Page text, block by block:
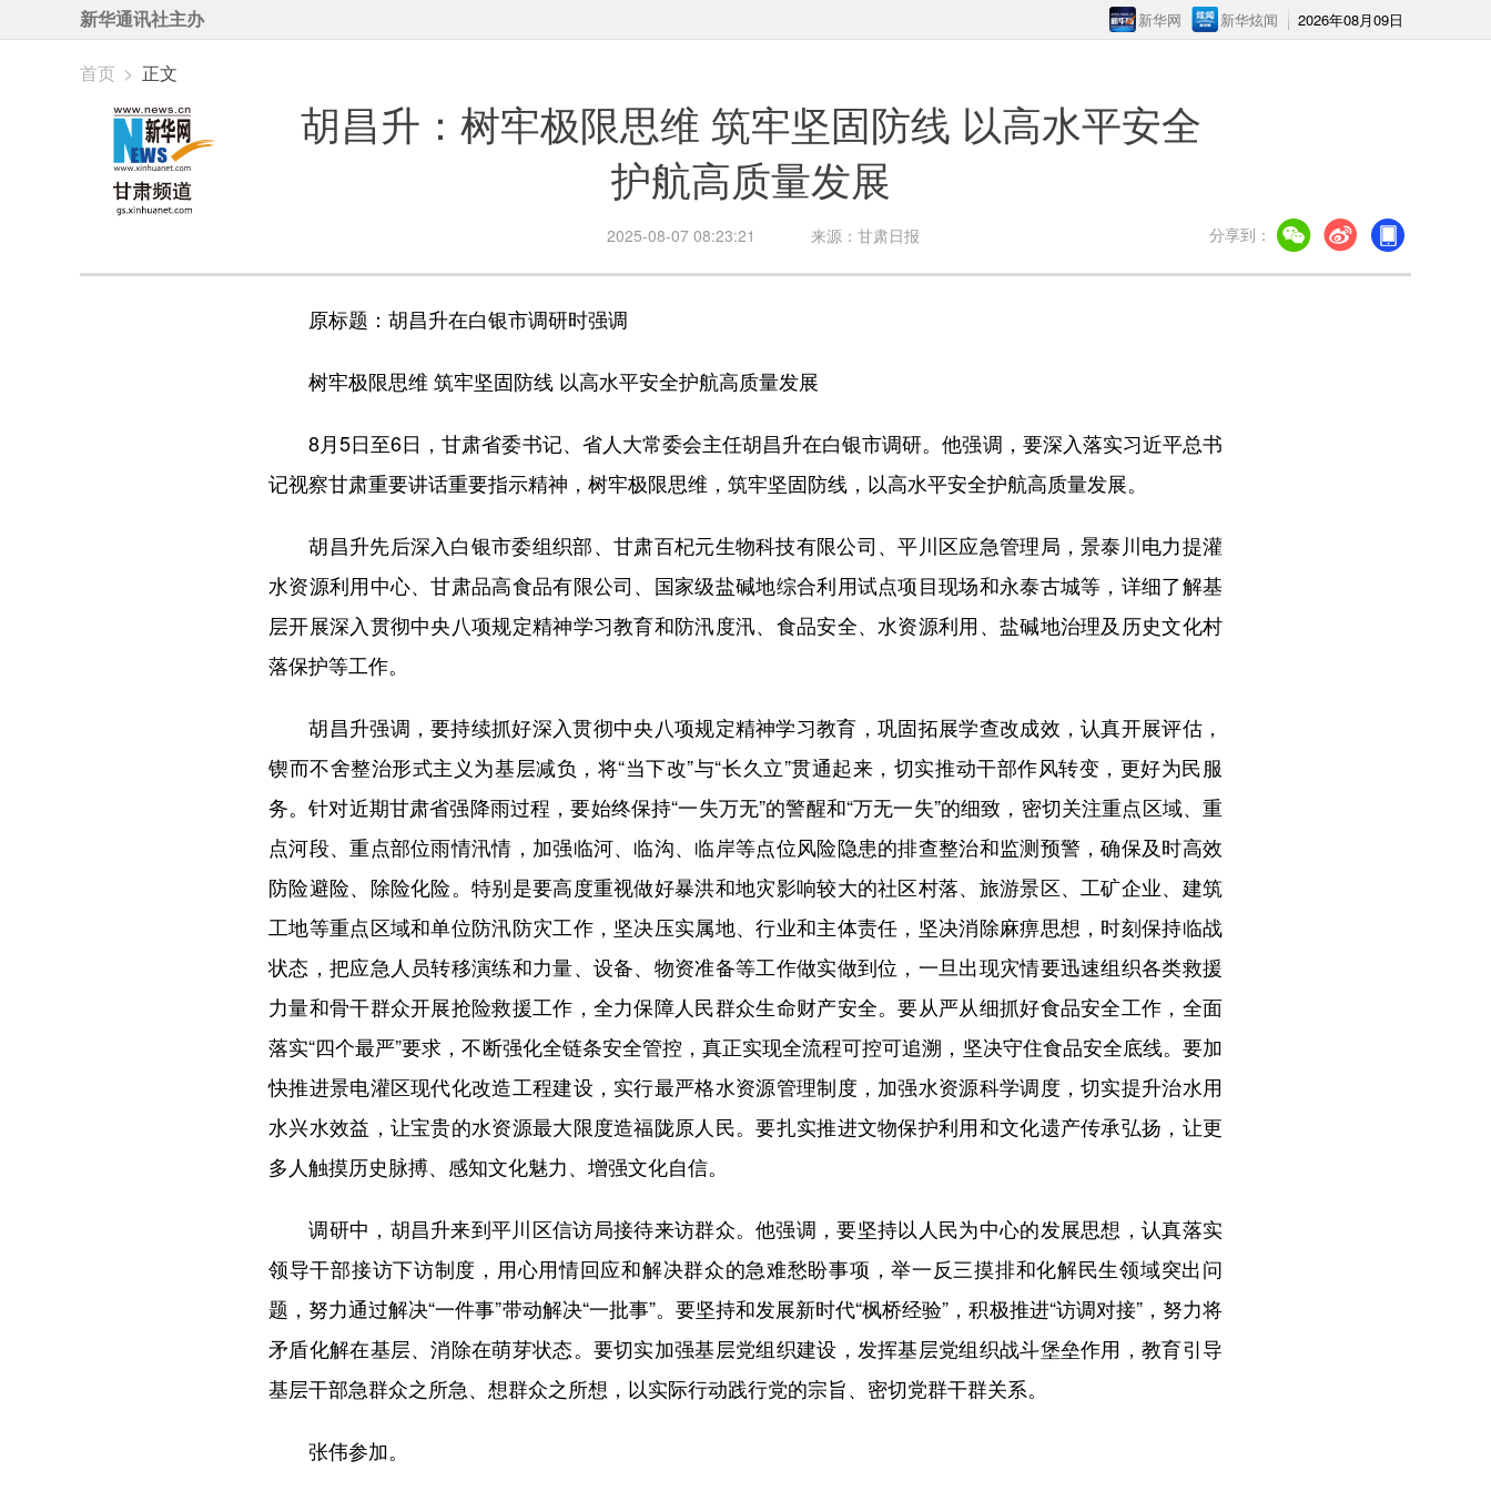
新华通讯社主办 2026年08月09日
新华炫闻
新华网
首页 > 正文
胡昌升：树牢极限思维 筑牢坚固防线 以高水平安全
护航高质量发展
2025-08-07 08:23:21 来源：甘肃日报 分享到：
原标题：胡昌升在白银市调研时强调
树牢极限思维 筑牢坚固防线 以高水平安全护航高质量发展
8月5日至6日，甘肃省委书记、省人大常委会主任胡昌升在白银市调研。他强调，要深入落实习近平总书
记视察甘肃重要讲话重要指示精神，树牢极限思维，筑牢坚固防线，以高水平安全护航高质量发展。
胡昌升先后深入白银市委组织部、甘肃百杞元生物科技有限公司、平川区应急管理局，景泰川电力提灌
水资源利用中心、甘肃品高食品有限公司、国家级盐碱地综合利用试点项目现场和永泰古城等，详细了解基
层开展深入贯彻中央八项规定精神学习教育和防汛度汛、食品安全、水资源利用、盐碱地治理及历史文化村
落保护等工作。
胡昌升强调，要持续抓好深入贯彻中央八项规定精神学习教育，巩固拓展学查改成效，认真开展评估，
锲而不舍整治形式主义为基层减负，将“当下改”与“长久立”贯通起来，切实推动干部作风转变，更好为民服
务。针对近期甘肃省强降雨过程，要始终保持“一失万无”的警醒和“万无一失”的细致，密切关注重点区域、重
点河段、重点部位雨情汛情，加强临河、临沟、临岸等点位风险隐患的排查整治和监测预警，确保及时高效
防险避险、除险化险。特别是要高度重视做好暴洪和地灾影响较大的社区村落、旅游景区、工矿企业、建筑
工地等重点区域和单位防汛防灾工作，坚决压实属地、行业和主体责任，坚决消除麻痹思想，时刻保持临战
状态，把应急人员转移演练和力量、设备、物资准备等工作做实做到位，一旦出现灾情要迅速组织各类救援
力量和骨干群众开展抢险救援工作，全力保障人民群众生命财产安全。要从严从细抓好食品安全工作，全面
落实“四个最严”要求，不断强化全链条安全管控，真正实现全流程可控可追溯，坚决守住食品安全底线。要加
快推进景电灌区现代化改造工程建设，实行最严格水资源管理制度，加强水资源科学调度，切实提升治水用
水兴水效益，让宝贵的水资源最大限度造福陇原人民。要扎实推进文物保护利用和文化遗产传承弘扬，让更
多人触摸历史脉搏、感知文化魅力、增强文化自信。
调研中，胡昌升来到平川区信访局接待来访群众。他强调，要坚持以人民为中心的发展思想，认真落实
领导干部接访下访制度，用心用情回应和解决群众的急难愁盼事项，举一反三摸排和化解民生领域突出问
题，努力通过解决“一件事”带动解决“一批事”。要坚持和发展新时代“枫桥经验”，积极推进“访调对接”，努力将
矛盾化解在基层、消除在萌芽状态。要切实加强基层党组织建设，发挥基层党组织战斗堡垒作用，教育引导
基层干部急群众之所急、想群众之所想，以实际行动践行党的宗旨、密切党群干群关系。
张伟参加。